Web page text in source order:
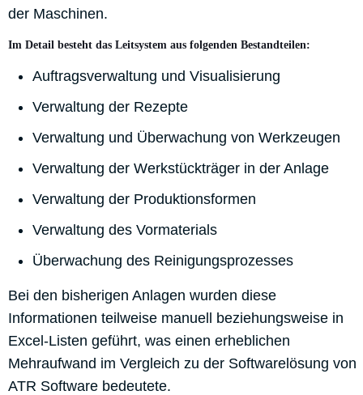
der Maschinen.
Im Detail besteht das Leitsystem aus folgenden Bestandteilen:
Auftragsverwaltung und Visualisierung
Verwaltung der Rezepte
Verwaltung und Überwachung von Werkzeugen
Verwaltung der Werkstückträger in der Anlage
Verwaltung der Produktionsformen
Verwaltung des Vormaterials
Überwachung des Reinigungsprozesses
Bei den bisherigen Anlagen wurden diese
Informationen teilweise manuell beziehungsweise in
Excel-Listen geführt, was einen erheblichen
Mehraufwand im Vergleich zu der Softwarelösung von
ATR Software bedeutete.